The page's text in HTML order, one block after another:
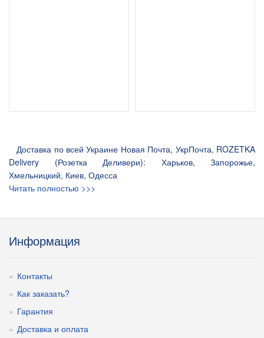
Доставка по всей Украине Новая Почта, УкрПочта, ROZETKA
Delivery (Розетка Деливери): Харьков, Запорожье,
Хмельницкий, Киев, Одесса
Читать полностью >>>
Информация
Контакты
Как заказать?
Гарантия
Доставка и оплата